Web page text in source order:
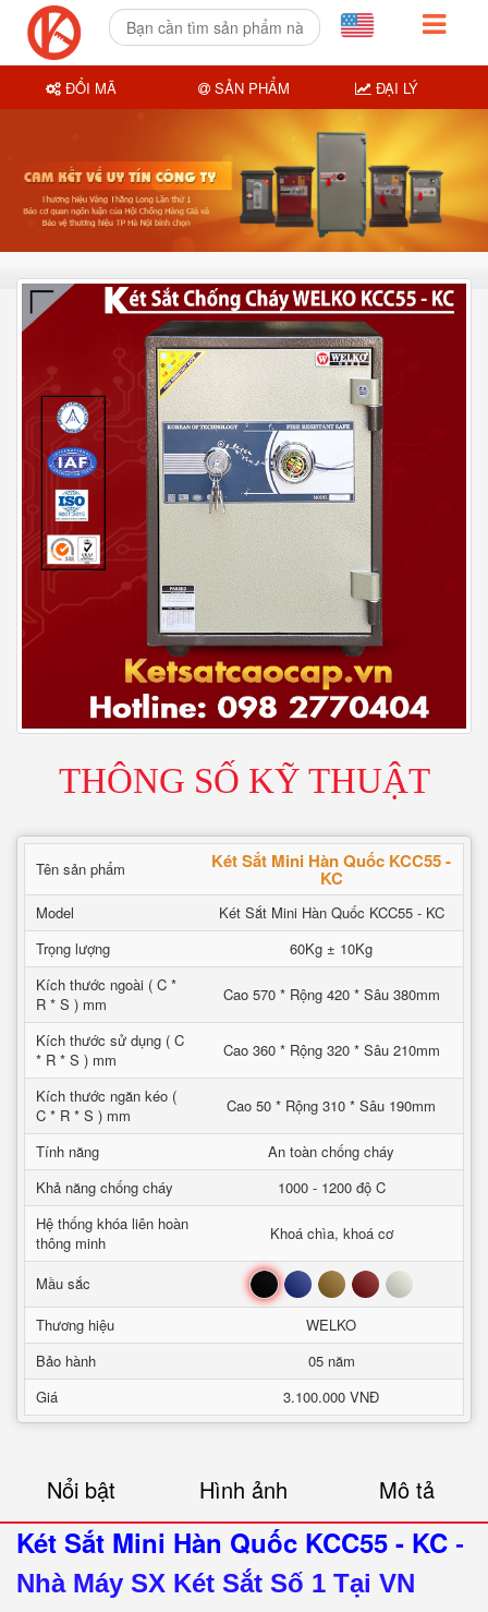
THÔNG SỐ KỸ THUẬT
Tên sản phẩm Két Sắt Mini Hàn Quốc KCC55 -
KC
Model
Két Sắt Mini Hàn Quốc KCC55 - KC
Trọng lượng
60Kg ± 10Kg
Kích thước ngoài ( C *
R * S ) mm
Cao 570 * Rộng 420 * Sâu 380mm
Kích thước sử dụng ( C
* R * S ) mm
Cao 360 * Rộng 320 * Sâu 210mm
Kích thước ngăn kéo (
C * R * S ) mm
Cao 50 * Rộng 310 * Sâu 190mm
Tính năng
An toàn chống cháy
Khả năng chống cháy
1000 - 1200 độ C
Hệ thống khóa liên hoàn
thông minh
Khoá chìa, khoá cơ
Mầu sắc Đen Xanh Nâu Đỏ Trắng
Thương hiệu
WELKO
Bảo hành
05 năm
Giá
3.100.000 VNĐ
Nổi bật Hình ảnh Mô tả
Két Sắt Mini Hàn Quốc KCC55 - KC -
Nhà Máy SX Két Sắt Số 1 Tại VN
ĐỔI MÃ SẢN PHẨM ĐẠI LÝ